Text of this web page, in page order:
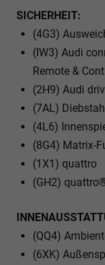
SICHERHEIT:
(4G3)
(IW3) Audi
Remote &
(2H9) Audi
(7AL)
(4L6)
(8G4) Matrix-
(1X1) quattro
(GH2)
(QQ4)
(6XK)